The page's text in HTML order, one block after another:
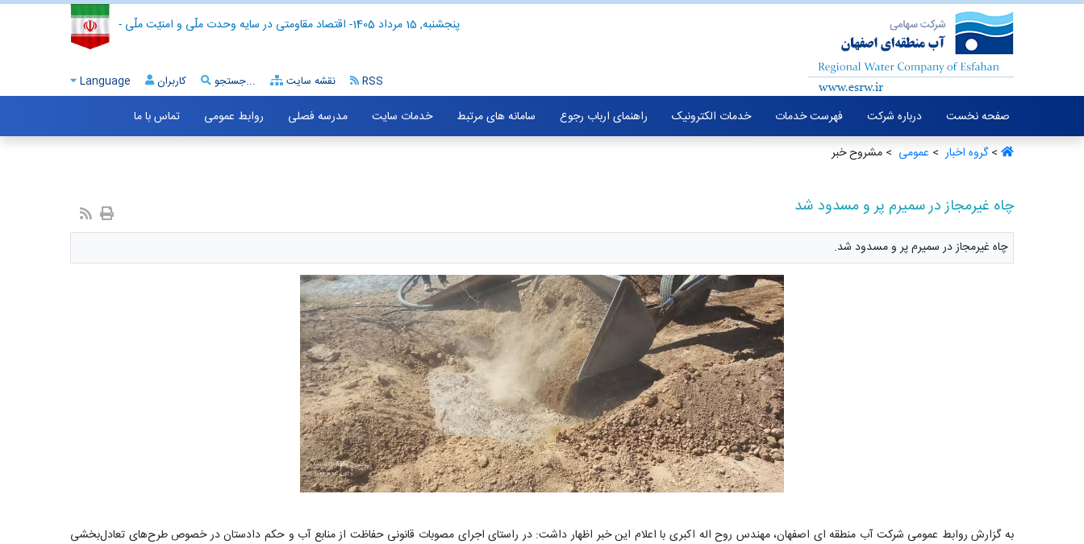
- اقتصاد مقاومتی در سایه وحدت ملّی و امنیّت ملّی - پنجشنبه, 15 مرداد 1405
Language کاربران جستجو... نقشه سایت RSS
صفحه نخست درباره شرکت فهرست خدمات خدمات الکترونیک راهنمای ارباب رجوع سامانه های مرتبط خدمات سایت مدرسه فصلی روابط عمومی
تماس با ما
>گروه اخبار ‏ > عمومی ‏ > مشروح خبر
چاه غیرمجاز در سمیرم پر و مسدود شد
چاه غیرمجاز در سمیرم پر و مسدود شد.
به گزارش روابط عمومی شرکت آب منطقه ای اصفهان، مهندس روح اله اکبری با اعلام این خبر اظهار داشت: در راستای اجرای مصوبات قانونی حفاظت از منابع آب و حکم دادستان در خصوص طرح‌های تعادل‌بخشی